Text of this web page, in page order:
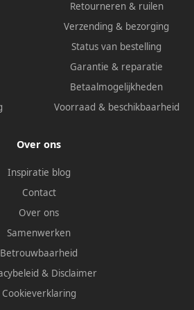
Retourneren & ruilen
Verzending & bezorging
Status van bestelling
Garantie & reparatie
Betaalmogelijkheden
Voorraad & beschikbaarheid
Over ons
Inspiratie blog
Contact
Over ons
Samenwerken
Betrouwbaarheid
& Disclaimer
Cookieverklaring